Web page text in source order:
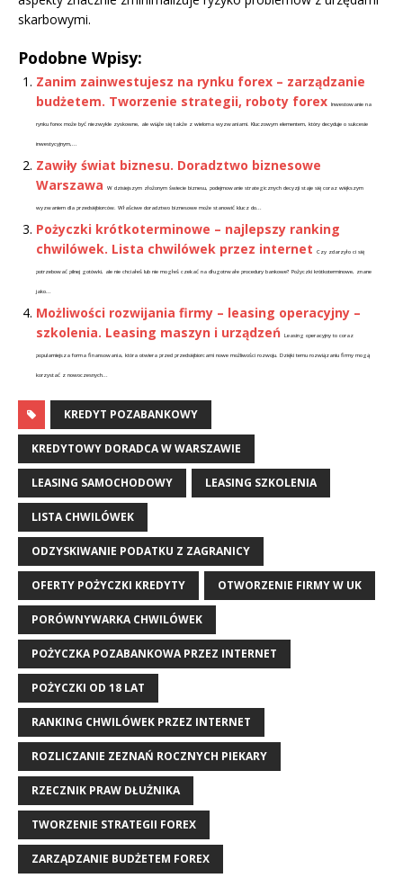
skarbowymi.
Podobne Wpisy:
Zanim zainwestujesz na rynku forex – zarządzanie
budżetem. Tworzenie strategii, roboty forex Inwestowanie na
rynku forex może być niezwykle zyskowne, ale wiąże się także z wieloma wyzwaniami. Kluczowym elementem, który decyduje o sukcesie
inwestycyjnym,...
Zawiły świat biznesu. Doradztwo biznesowe
Warszawa
W dzisiejszym złożonym świecie biznesu, podejmowanie strategicznych decyzji staje się coraz większym
wyzwaniem dla przedsiębiorców. Właściwe doradztwo biznesowe może stanowić klucz do...
Pożyczki krótkoterminowe – najlepszy ranking
chwilówek. Lista chwilówek przez internet
Czy zdarzyło ci się
potrzebować pilnej gotówki, ale nie chciałeś lub nie mogłeś czekać na długotrwałe procedury bankowe? Pożyczki krótkoterminowe, znane
jako...
Możliwości rozwijania firmy – leasing operacyjny –
szkolenia. Leasing maszyn i urządzeń Leasing operacyjny to coraz
popularniejsza forma finansowania, która otwiera przed przedsiębiorcami nowe możliwości rozwoju. Dzięki temu rozwiązaniu firmy mogą
korzystać z nowoczesnych...
KREDYT POZABANKOWY
KREDYTOWY DORADCA W WARSZAWIE
LEASING SAMOCHODOWY LEASING SZKOLENIA
LISTA CHWILÓWEK
ODZYSKIWANIE PODATKU Z ZAGRANICY
OFERTY POŻYCZKI KREDYTY OTWORZENIE FIRMY W UK
PORÓWNYWARKA CHWILÓWEK
POŻYCZKA POZABANKOWA PRZEZ INTERNET
POŻYCZKI OD 18 LAT
RANKING CHWILÓWEK PRZEZ INTERNET
ROZLICZANIE ZEZNAŃ ROCZNYCH PIEKARY
RZECZNIK PRAW DŁUŻNIKA
TWORZENIE STRATEGII FOREX
ZARZĄDZANIE BUDŻETEM FOREX